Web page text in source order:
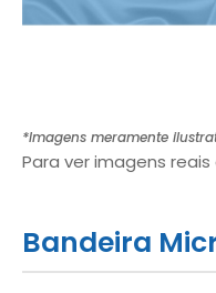
*Imagens meramente
Para ver imagens
Bandeira